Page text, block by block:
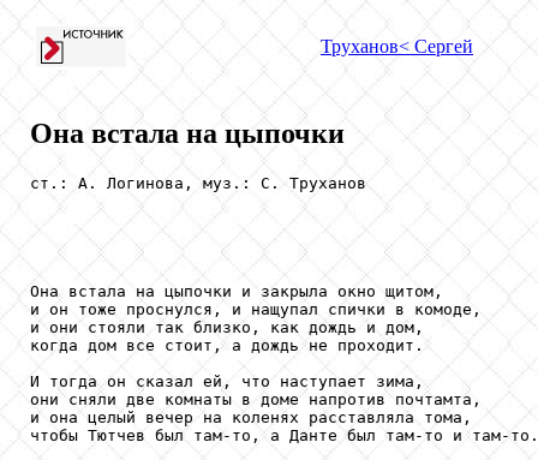
Труханов< Сергей
Она встала на цыпочки
ст.: А. Логинова, муз.: С. Труханов
Она встала на цыпочки и закрыла окно щитом,
и он тоже проснулся, и нащупал спички в комоде,
и они стояли так близко, как дождь и дом,
когда дом все стоит, а дождь не проходит.
И тогда он сказал ей, что наступает зима,
они сняли две комнаты в доме напротив почтамта,
и она целый вечер на коленях расставляла тома,
чтобы Тютчев был там-то, а Данте был там-то и там-то.